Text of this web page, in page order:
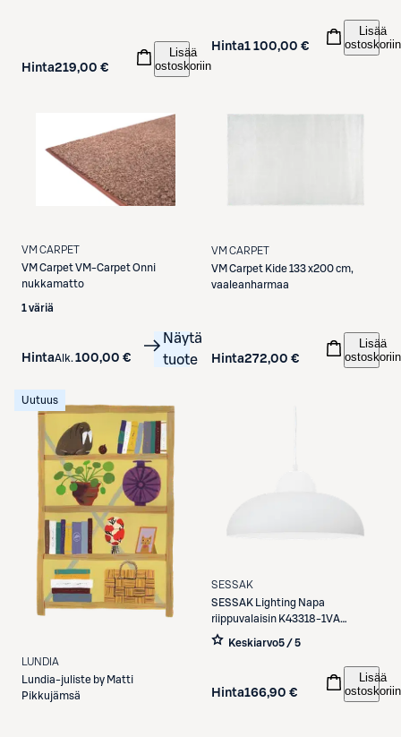
Hinta219,00 €
Lisää
ostoskoriin
Hinta1 100,00 €
Lisää
ostoskoriin
VM CARPET
VM CarpetVM-Carpet Onni
nukkamatto
1 väriä
HintaAlk. 100,00 €
Näytä
tuote
VM CARPET
VM Carpet Kide 133 x200 cm,
vaaleanharmaa
Hinta272,00 €
Lisää
ostoskoriin
Uutuus
LUNDIA
Lundia-juliste by Matti
Pikkujämsä
SESSAK
SESSAK
Lighting Napa
riippuvalaisin K43318-1VA
valkoinen
Keskiarvo5 / 5
Hinta166,90 €
Lisää
ostoskoriin